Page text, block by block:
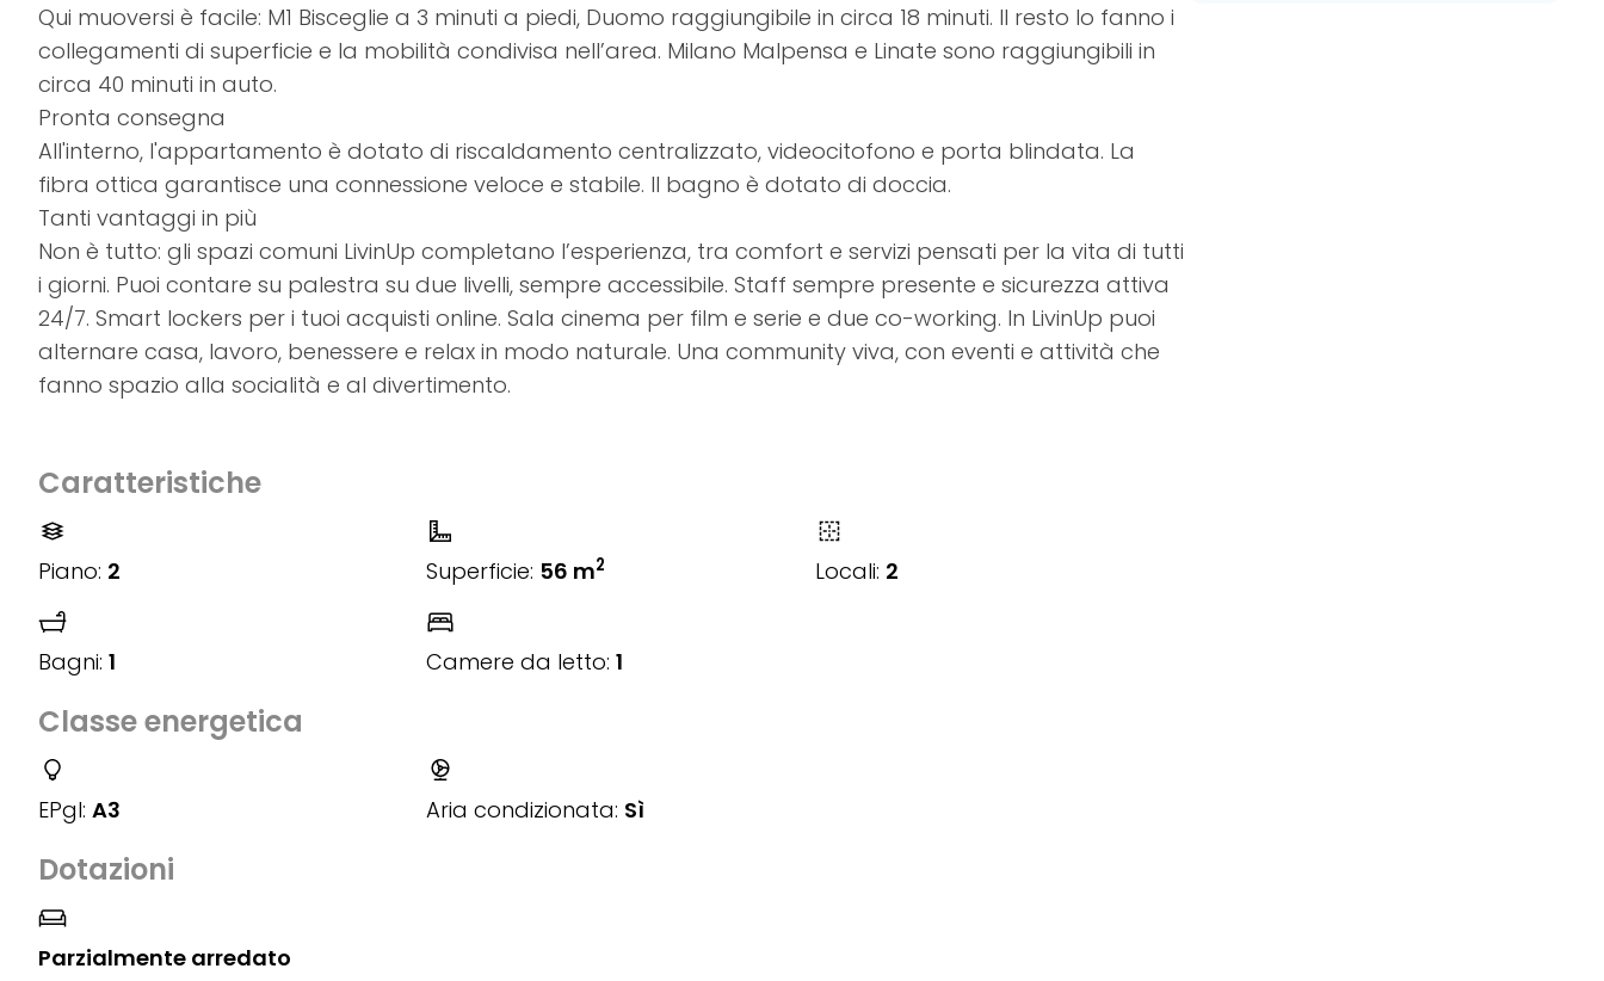
Qui muoversi è facile: M1 Bisceglie a 3 minuti a piedi, Duomo raggiungibile in circa 18 minuti. Il resto lo fanno i
collegamenti di superficie e la mobilità condivisa nell’area. Milano Malpensa e Linate sono raggiungibili in
circa 40 minuti in auto.
Pronta consegna
All'interno, l'appartamento è dotato di riscaldamento centralizzato, videocitofono e porta blindata. La
fibra ottica garantisce una connessione veloce e stabile. Il bagno è dotato di doccia.
Tanti vantaggi in più
Non è tutto: gli spazi comuni LivinUp completano l’esperienza, tra comfort e servizi pensati per la vita di tutti
i giorni. Puoi contare su palestra su due livelli, sempre accessibile. Staff sempre presente e sicurezza attiva
24/7. Smart lockers per i tuoi acquisti online. Sala cinema per film e serie e due co-working. In LivinUp puoi
alternare casa, lavoro, benessere e relax in modo naturale. Una community viva, con eventi e attività che
fanno spazio alla socialità e al divertimento.
Caratteristiche
Piano: 2 Superficie: 56 m2 Locali: 2
Bagni: 1 Camere da letto: 1
Classe energetica
EPgl: A3 Aria condizionata: Sì
Dotazioni
Parzialmente arredato